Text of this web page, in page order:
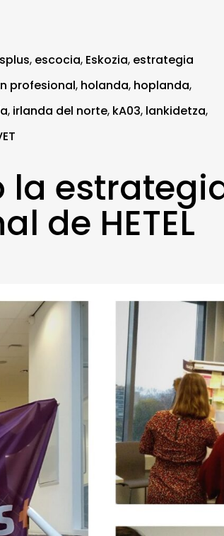
, escocia, Eskozia, estrategia
profesional, holanda, hoplanda,
, irlanda del norte, kA03, lankidetza,
la
de HETEL